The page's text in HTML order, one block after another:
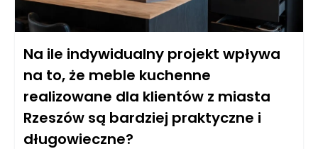
Na ile indywidualny projekt wpływa
na to, że meble kuchenne
realizowane dla klientów z miasta
Rzeszów są bardziej praktyczne i
długowieczne?